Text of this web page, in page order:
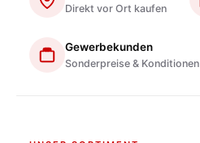
Direkt vor Ort kaufen
Gewerbekunden
Sonderpreise & Konditionen